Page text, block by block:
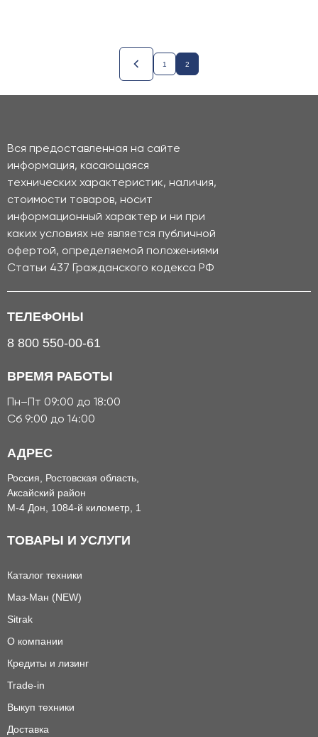
1 2
Вся предоставленная на сайте
информация, касающаяся
технических характеристик, наличия,
стоимости товаров, носит
информационный характер и ни при
каких условиях не является публичной
офертой, определяемой положениями
Статьи 437 Гражданского кодекса РФ
ТЕЛЕФОНЫ
8 800 550-00-61
ВРЕМЯ РАБОТЫ
Пн–Пт 09:00 до 18:00
Сб 9:00 до 14:00
АДРЕС
Россия, Ростовская область,
Аксайский район
М-4 Дон, 1084-й километр, 1
ТОВАРЫ И УСЛУГИ
Каталог техники
Маз-Ман (NEW)
Sitrak
О компании
Кредиты и лизинг
Trade-in
Выкуп техники
Доставка